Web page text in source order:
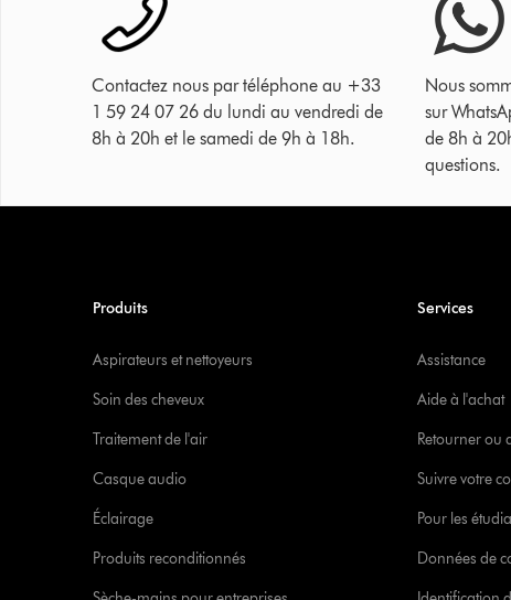
Contactez nous par téléphone au +33
1 59 24 07 26 du lundi au vendredi de
8h à 20h et le samedi de 9h à 18h.
Nous
sur
de 8h à
questions.
Produits
Aspirateurs et nettoyeurs
Soin des cheveux
Traitement de l'air
Casque audio
Éclairage
Produits reconditionnés
Services
Assistance
Aide à l'achat
Retourner ou
Suivre votre
Pour les
Données de